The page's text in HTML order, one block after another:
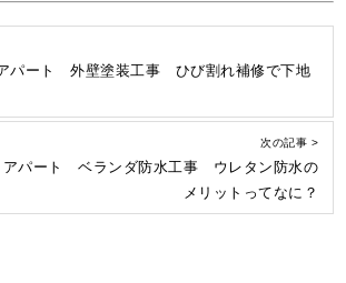
パート 外壁塗装工事 ひび割れ補修で下地
次の記事 >
パート ベランダ防水工事 ウレタン防水の
メリットってなに？